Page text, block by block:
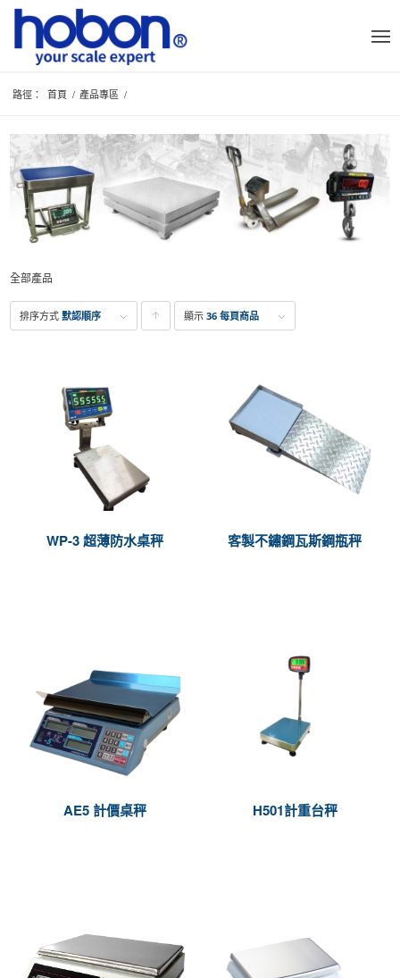
路徑： 首頁 / 產品專區 /
全部產品
排序方式默認順序 點
顯示36 每頁商品
WP-3 超薄防水桌秤 客製不鏽鋼瓦斯鋼瓶秤
AE5 計價桌秤 H501計重台秤